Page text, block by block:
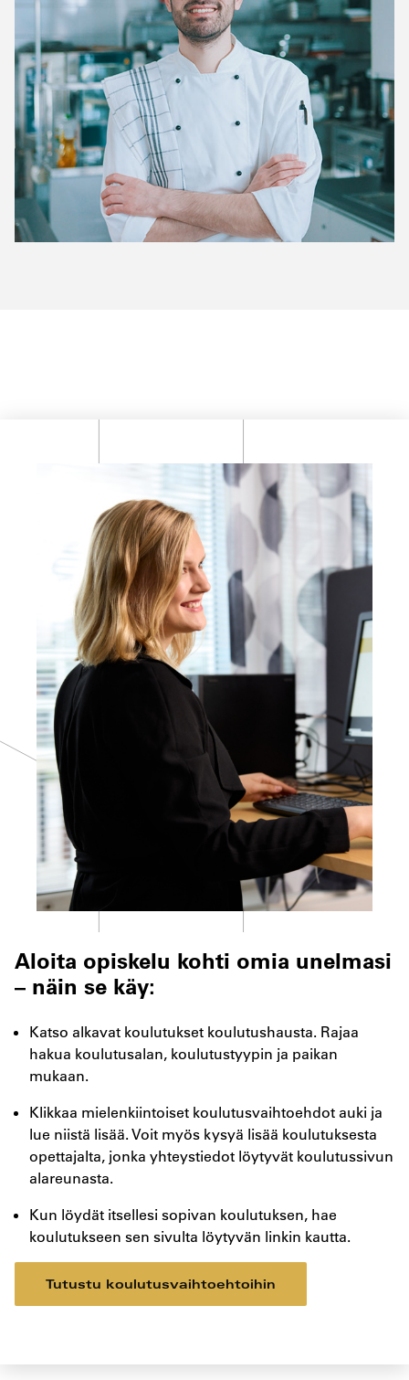
Aloita opiskelu kohti omia unelmasi
– näin se käy:
Katso alkavat koulutukset koulutushausta. Rajaa
hakua koulutusalan, koulutustyypin ja paikan
mukaan.
Klikkaa mielenkiintoiset koulutusvaihtoehdot auki ja
lue niistä lisää. Voit myös kysyä lisää koulutuksesta
opettajalta, jonka yhteystiedot löytyvät koulutussivun
alareunasta.
Kun löydät itsellesi sopivan koulutuksen, hae
koulutukseen sen sivulta löytyvän linkin kautta.
Tutustu koulutusvaihtoehtoihin